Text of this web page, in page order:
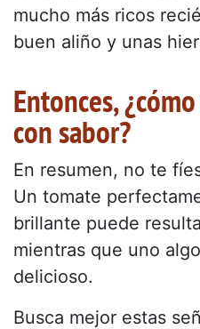
mucho más ricos
buen aliño y unas
Entonces,
con sabor?
En resumen, no te
Un tomate
brillante puede
mientras que uno
delicioso.
Busca mejor estas